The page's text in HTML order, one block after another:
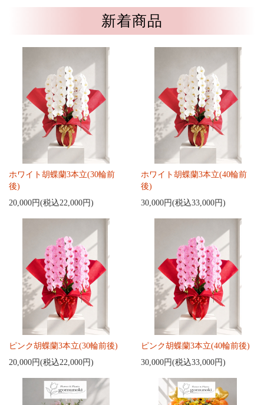
新着商品
ホワイト胡蝶蘭3本立(30輪前
後)
20,000円(税込22,000円)
ホワイト胡蝶蘭3本立(40輪前
後)
30,000円(税込33,000円)
ピンク胡蝶蘭3本立(30輪前後)
20,000円(税込22,000円)
ピンク胡蝶蘭3本立(40輪前後)
30,000円(税込33,000円)